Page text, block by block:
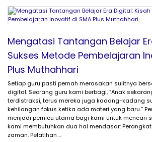
Mengatasi Tantangan Belajar
Sukses Metode Pembelajaran
Plus Muthahhari
Setiap guru pasti pernah merasakan sulitnya
digital. Seorang guru kami berbagi, “Anak
terdistraksi, terus mereka juga kadang-kadang
kehilangan fokus ketika ada materi yang baru.”
menjadi pemicu utama bagi kami untuk mencari
kami membutuhkan dua hal mendasar:
zaman. Pelatihan …